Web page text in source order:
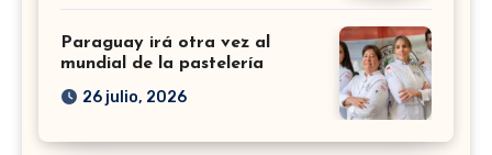
Paraguay irá otra vez al
mundial de la pastelería
26 julio, 2026